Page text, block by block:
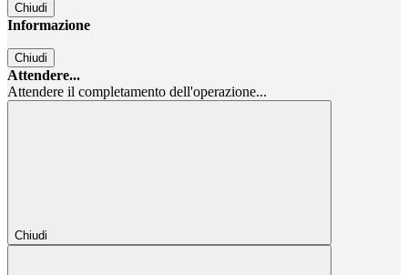
Chiudi
Informazione
Chiudi
Attendere...
Attendere il completamento dell'operazione...
Chiudi